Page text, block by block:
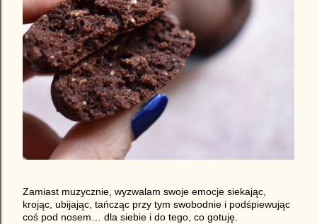
Zamiast muzycznie, wyzwalam swoje emocje siekając,
krojąc, ubijając, tańcząc przy tym swobodnie i podśpiewując
coś pod nosem… dla siebie i do tego, co gotuję.